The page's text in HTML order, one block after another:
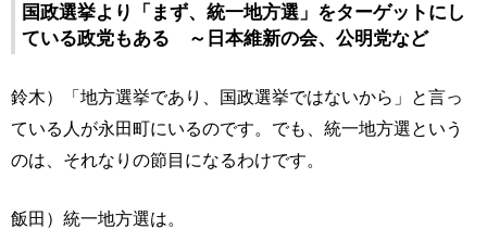
国政選挙より「まず、統一地方選」をターゲットにし
ている政党もある ～日本維新の会、公明党など
鈴木）「地方選挙であり、国政選挙ではないから」と言っ
ている人が永田町にいるのです。でも、統一地方選という
のは、それなりの節目になるわけです。
飯田）統一地方選は。